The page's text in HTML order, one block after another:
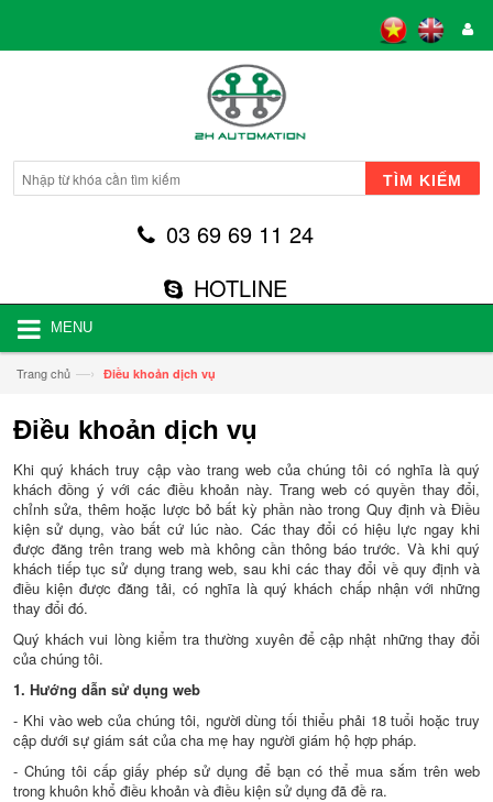
TÌM KIẾM
03 69 69 11 24
HOTLINE
MENU
Trang chủ —› Điều khoản dịch vụ
Điều khoản dịch vụ
Khi quý khách truy cập vào trang web của chúng tôi có nghĩa là quý
khách đồng ý với các điều khoản này. Trang web có quyền thay đổi,
chỉnh sửa, thêm hoặc lược bỏ bất kỳ phần nào trong Quy định và Điều
kiện sử dụng, vào bất cứ lúc nào. Các thay đổi có hiệu lực ngay khi
được đăng trên trang web mà không cần thông báo trước. Và khi quý
khách tiếp tục sử dụng trang web, sau khi các thay đổi về quy định và
điều kiện được đăng tải, có nghĩa là quý khách chấp nhận với những
thay đổi đó.
Quý khách vui lòng kiểm tra thường xuyên để cập nhật những thay đổi
của chúng tôi.
1. Hướng dẫn sử dụng web
- Khi vào web của chúng tôi, người dùng tối thiểu phải 18 tuổi hoặc truy
cập dưới sự giám sát của cha mẹ hay người giám hộ hợp pháp.
- Chúng tôi cấp giấy phép sử dụng để bạn có thể mua sắm trên web
trong khuôn khổ điều khoản và điều kiện sử dụng đã đề ra.